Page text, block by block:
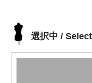
選択中 /